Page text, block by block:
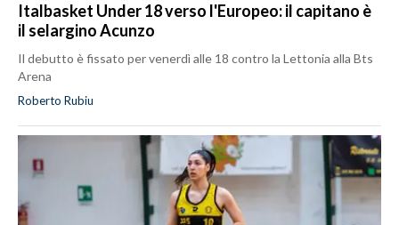
Italbasket Under 18 verso l'Europeo: il capitano è
il selargino Acunzo
Il debutto è fissato per venerdì alle 18 contro la Lettonia alla Bts
Arena
Roberto Rubiu